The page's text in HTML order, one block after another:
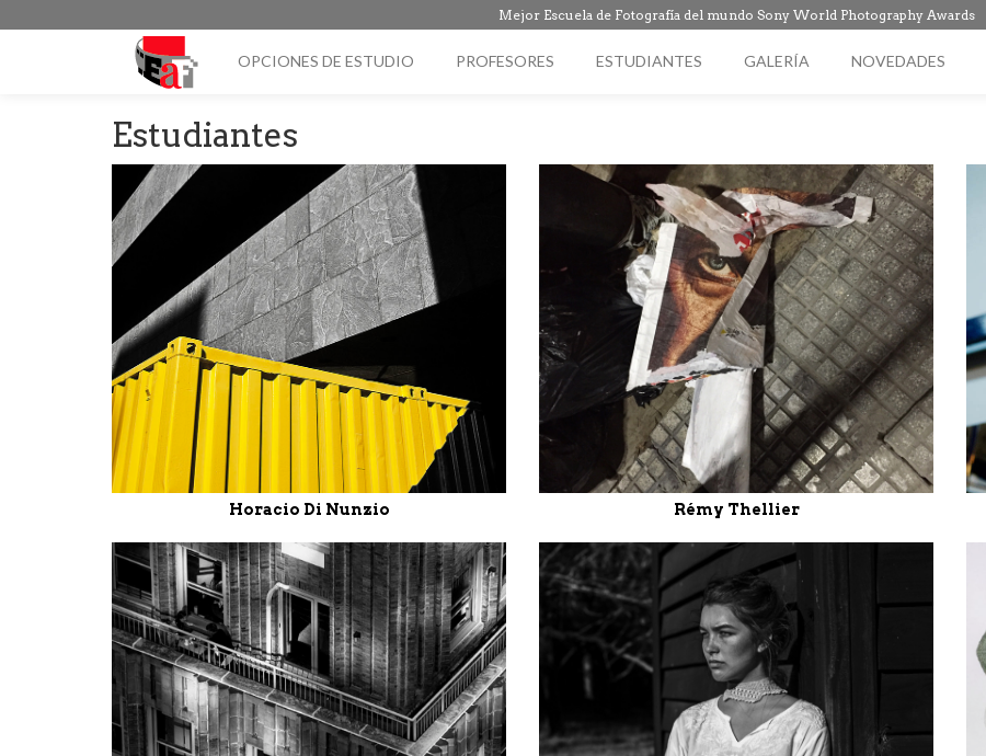
Mejor Escuela de Fotografía del mundo Sony World Photography Awards
OPCIONES DE ESTUDIO PROFESORES ESTUDIANTES GALERÍA NOVEDADES
Estudiantes
Horacio Di Nunzio Rémy Thellier